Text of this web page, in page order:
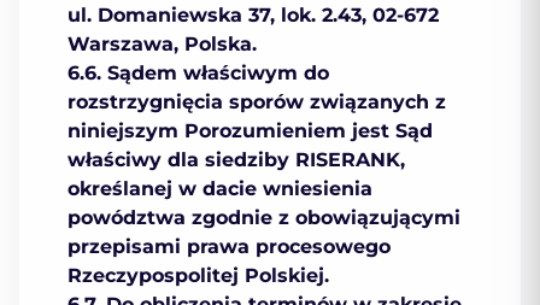
ul. Domaniewska 37, lok. 2.43, 02-672
Warszawa, Polska.
6.6. Sądem właściwym do
rozstrzygnięcia sporów związanych z
niniejszym Porozumieniem jest Sąd
właściwy dla siedziby RISERANK,
określanej w dacie wniesienia
powództwa zgodnie z obowiązującymi
przepisami prawa procesowego
Rzeczypospolitej Polskiej.